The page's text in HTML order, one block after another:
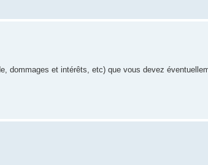
dommages et intérêts, etc) que vous devez